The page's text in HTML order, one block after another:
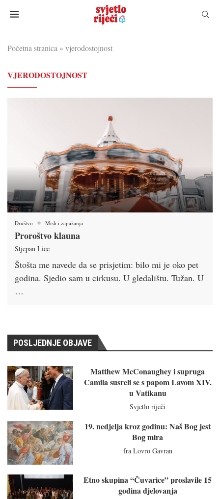
Početna stranica » vjerodostojnost
VJERODOSTOJNOST
Društvo Misli i zapažanja
Proroštvo klauna
Stjepan Lice
Štošta me navede da se prisjetim: bilo mi je oko pet
godina. Sjedio sam u cirkusu. U gledalištu. Tužan. U
…
POSLJEDNJE OBJAVE
Matthew McConaughey i supruga
Camila susreli se s papom Lavom XIV.
u Vatikanu
Svjetlo riječi
19. nedjelja kroz godinu: Naš Bog jest
Bog mira
fra Lovro Gavran
Etno skupina “Čuvarice” proslavile 15
godina djelovanja